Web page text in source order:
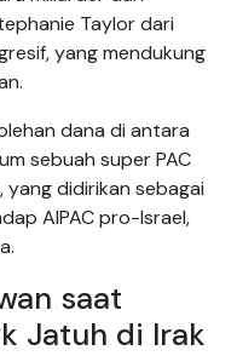
Taylor dari
yang mendukung
dana di antara
sebuah super PAC
didirikan sebagai
AIPAC pro-Israel,
saat
Jatuh di Irak